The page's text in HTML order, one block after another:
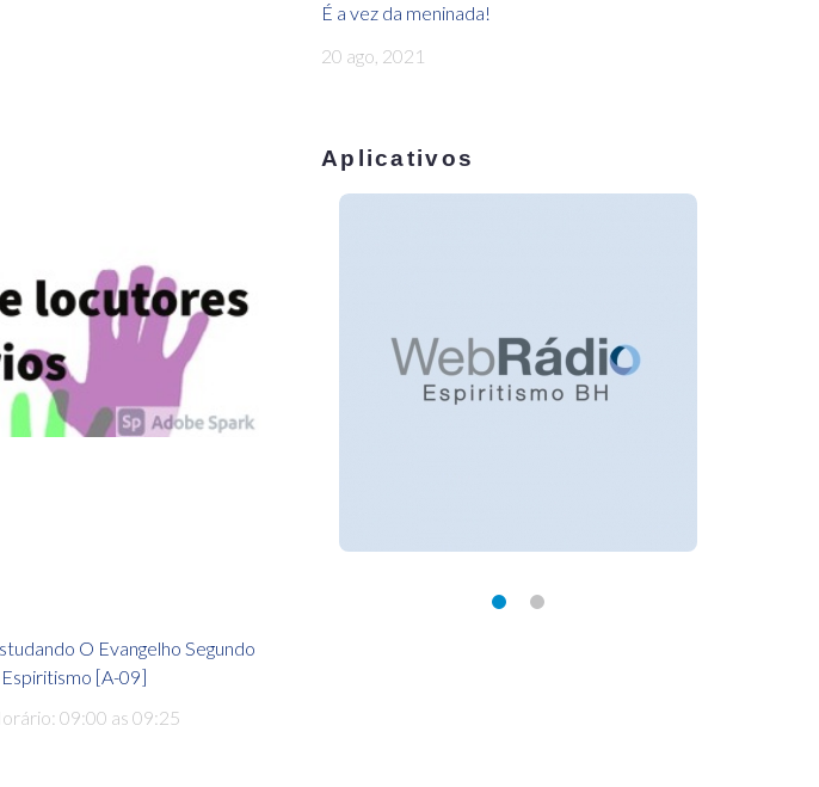
O Evangelho Segundo
[A-09]
09:00 as 09:25
É a vez da meninada!
20 ago, 2021
Aplicativos